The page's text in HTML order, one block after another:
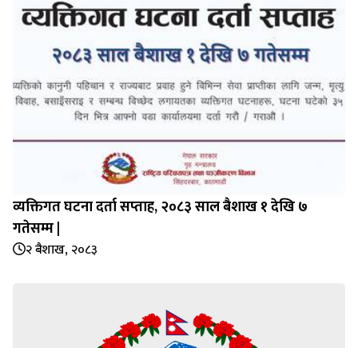
व्यक्तिगत घटना दर्ता सप्‍ताह, २०८३ साल बैशाख १ देखि ७
गतेसम्म |
२ बैशाख, २०८३